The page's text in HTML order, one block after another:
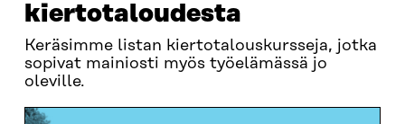
kiertotaloudesta
Keräsimme listan kiertotalouskursseja, jotka
sopivat mainiosti myös työelämässä jo
oleville.